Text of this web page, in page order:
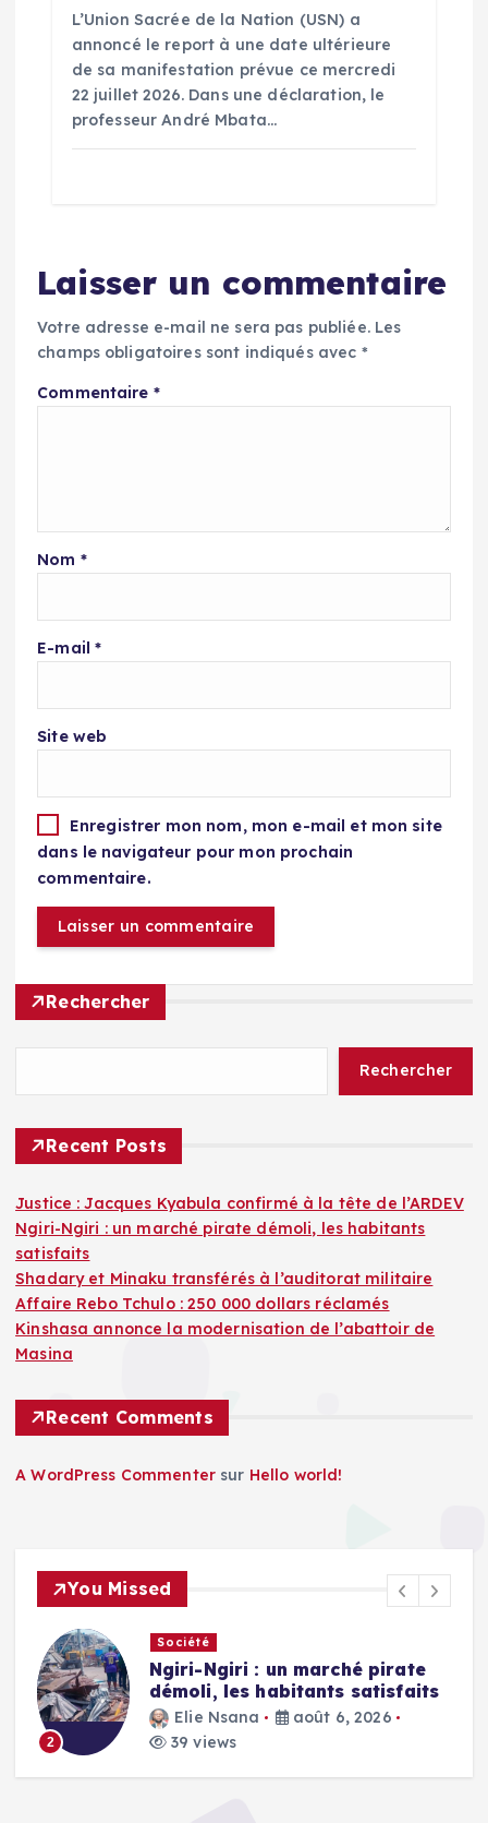
L’Union Sacrée de la Nation (USN) a
annoncé le report à une date ultérieure
de sa manifestation prévue ce mercredi
22 juillet 2026. Dans une déclaration, le
professeur André Mbata…
Laisser un commentaire
Votre adresse e-mail ne sera pas publiée. Les
champs obligatoires sont indiqués avec *
Commentaire *
Nom *
E-mail*
Site web
Enregistrer mon nom, mon e-mail et mon site
dans le navigateur pour mon prochain
commentaire.
Rechercher
Rechercher
Recent Posts
Justice : Jacques Kyabula confirmé à la tête de l’ARDEV
Ngiri-Ngiri : un marché pirate démoli, les habitants
satisfaits
Shadary et Minaku transférés à l’auditorat militaire
Affaire Rebo Tchulo : 250 000 dollars réclamés
Kinshasa annonce la modernisation de l’abattoir de
Masina
Recent Comments
A WordPress Commenter sur Hello world!
You Missed
2
Société
Ngiri-Ngiri : un marché pirate
démoli, les habitants satisfaits
Elie Nsana
août 6, 2026
39 views